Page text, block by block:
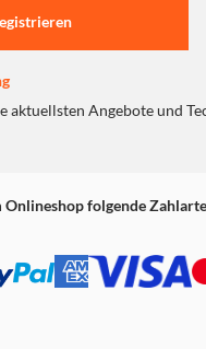
aktuellsten Angebote und
folgende